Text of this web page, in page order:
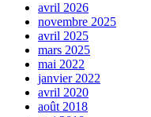
avril 2026
novembre 2025
avril 2025
mars 2025
mai 2022
janvier 2022
avril 2020
août 2018